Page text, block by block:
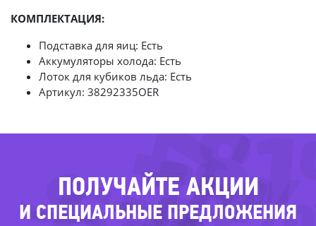
КОМПЛЕКТАЦИЯ:
Подставка для яиц: Есть
Аккумуляторы холода: Есть
Лоток для кубиков льда: Есть
Артикул: 38292335OER
ПОЛУЧАЙТЕ АКЦИИ
И СПЕЦИАЛЬНЫЕ ПРЕДЛОЖЕНИЯ
-74%
-
-